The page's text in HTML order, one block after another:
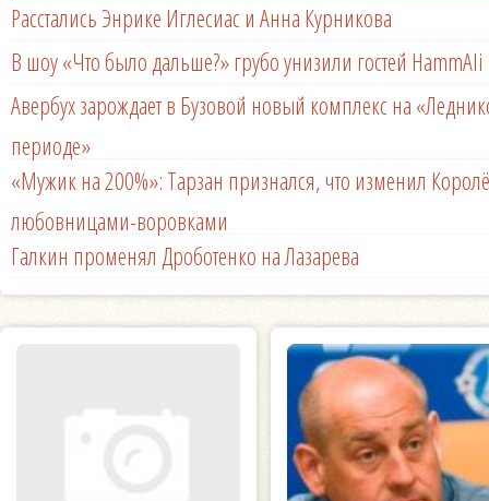
Расстались Энрике Иглесиас и Анна Курникова
В шоу «Что было дальше?» грубо унизили гостей HammAli
Авербух зарождает в Бузовой новый комплекс на
периоде»
«Мужик на 200%»: Тарзан признался, что изменил
любовницами-воровками
Галкин променял Дроботенко на Лазарева